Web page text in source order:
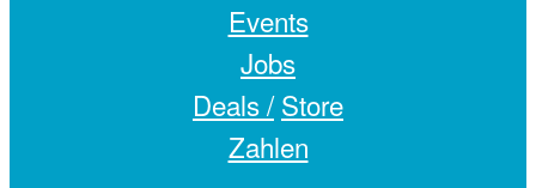
Events
Jobs
Deals / Store
Zahlen